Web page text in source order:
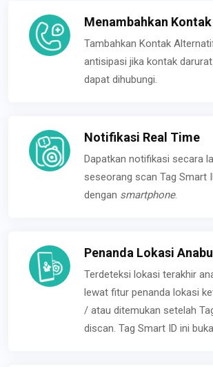
Menambahkan
Tambahkan Kontak
antisipasi jika kontak
dapat dihubungi.
Notifikasi Real Time
Dapatkan notifikasi secara
seseorang scan Tag Smart
dengan smartphone.
Penanda Lokasi
Terdeteksi lokasi terakhir
lewat fitur penanda lokasi
/ atau ditemukan setelah
discan. Tag Smart ID ini